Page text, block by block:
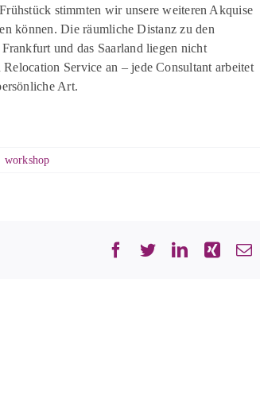
stimmten wir unsere weiteren Akquise
können. Die räumliche Distanz zu den
und das Saarland liegen nicht
Relocation Service an –jede Consultant arbeitet
Art.
workshop
Facebook
TwitterLinkedIn
XingE-